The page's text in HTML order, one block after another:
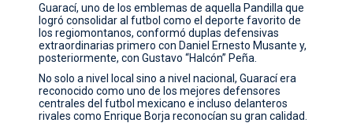
Guarací, uno de los emblemas de aquella Pandilla que
logró consolidar al futbol como el deporte favorito de
los regiomontanos, conformó duplas defensivas
extraordinarias primero con Daniel Ernesto Musante y,
posteriormente, con Gustavo “Halcón” Peña.
No solo a nivel local sino a nivel nacional, Guarací era
reconocido como uno de los mejores defensores
centrales del futbol mexicano e incluso delanteros
rivales como Enrique Borja reconocían su gran calidad.